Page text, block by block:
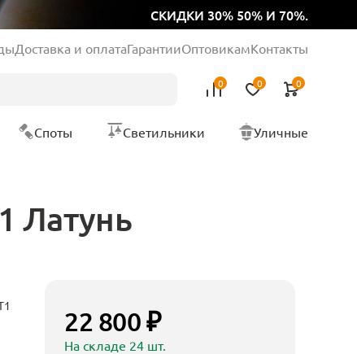
СКИДКИ 30% 50% И 70%.
Доставка и оплатаГарантииОптовикамКонтакты
0 0 0
Споты Светильники Уличные
Латунь
22 800 ₽
На складе 24 шт.